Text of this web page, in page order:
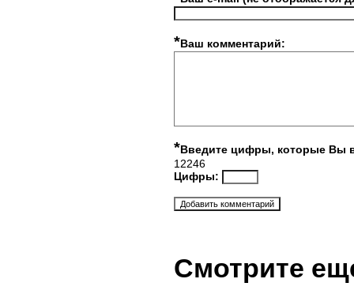
*Ваш комментарий:
*Введите цифры, которые Вы
12246
Цифры:
Смотрите